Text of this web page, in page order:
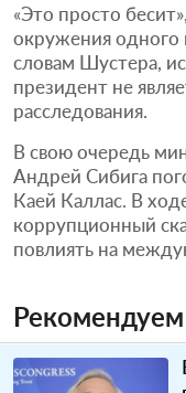
«Это просто
окружения одного
словам Шустера,
президент не
расследования.
В свою очередь
Андрей Сибига
Каей Каллас. В
коррупционный
повлиять на
Рекомендуем